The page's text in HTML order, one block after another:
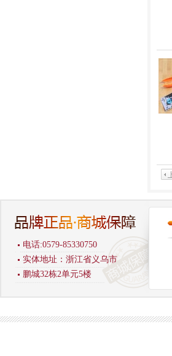
电话:0579-85330750
实体地址：浙江省义乌市
鹏城32栋2单元5楼